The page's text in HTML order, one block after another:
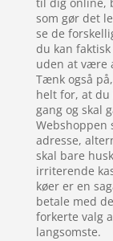
som gør det
se de
du kan
uden at være
Tænk også
helt for, at
gang og skal
adresse,
skal bare
irriterende
køer er en
betale med
forkerte valg
langsomste.